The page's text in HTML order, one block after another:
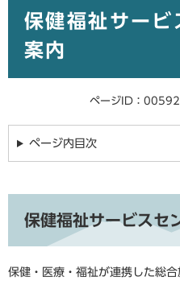
保健福祉サービ
案内
ページID：
ページ内目次
保健福祉サービスセ
保健・医療・福祉が連携した総